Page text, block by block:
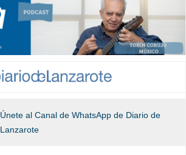
Jump to navigation
Únete al Canal de WhatsApp de Diario de
Lanzarote